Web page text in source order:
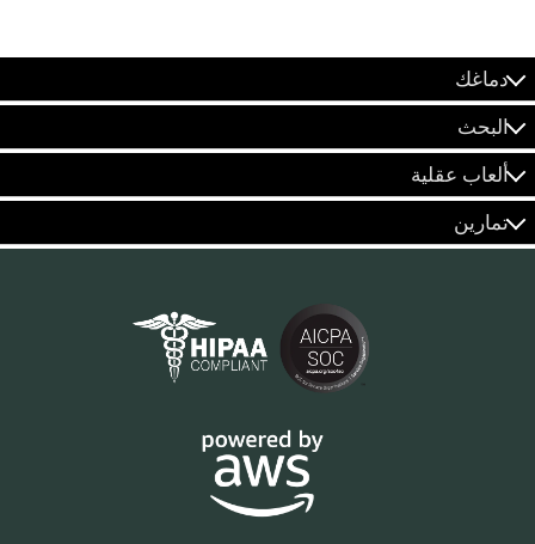
دماغك
البحث
ألعاب عقلية
تمارين